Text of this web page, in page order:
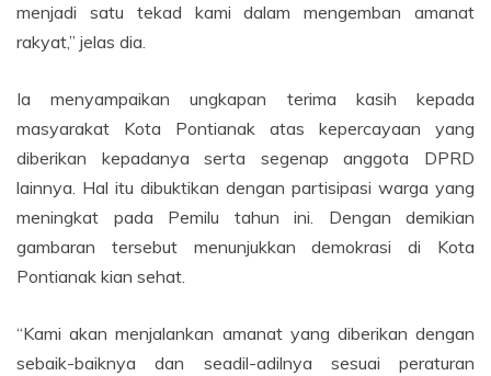
menjadi satu tekad kami dalam mengemban amanat
rakyat,” jelas dia.
Ia menyampaikan ungkapan terima kasih kepada
masyarakat Kota Pontianak atas kepercayaan yang
diberikan kepadanya serta segenap anggota DPRD
lainnya. Hal itu dibuktikan dengan partisipasi warga yang
meningkat pada Pemilu tahun ini. Dengan demikian
gambaran tersebut menunjukkan demokrasi di Kota
Pontianak kian sehat.
“Kami akan menjalankan amanat yang diberikan dengan
sebaik-baiknya dan seadil-adilnya sesuai peraturan